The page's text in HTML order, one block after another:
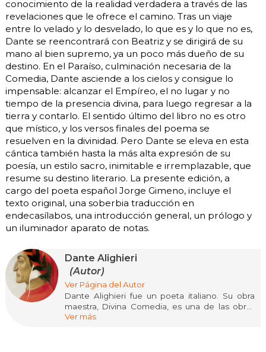
conocimiento de la realidad verdadera a través de las
revelaciones que le ofrece el camino. Tras un viaje
entre lo velado y lo desvelado, lo que es y lo que no es,
Dante se reencontrará con Beatriz y se dirigirá de su
mano al bien supremo, ya un poco más dueño de su
destino. En el Paraíso, culminación necesaria de la
Comedia, Dante asciende a los cielos y consigue lo
impensable: alcanzar el Empíreo, el no lugar y no
tiempo de la presencia divina, para luego regresar a la
tierra y contarlo. El sentido último del libro no es otro
que místico, y los versos finales del poema se
resuelven en la divinidad. Pero Dante se eleva en esta
cántica también hasta la más alta expresión de su
poesía, un estilo sacro, inimitable e irremplazable, que
resume su destino literario. La presente edición, a
cargo del poeta español Jorge Gimeno, incluye el
texto original, una soberbia traducción en
endecasílabos, una introducción general, un prólogo y
un iluminador aparato de notas.
Dante Alighieri
(Autor)
Ver Página del Autor
Dante Alighieri fue un poeta italiano. Su obra
maestra, Divina Comedia, es una de las obras
fundamentales de la transición del
Ver más